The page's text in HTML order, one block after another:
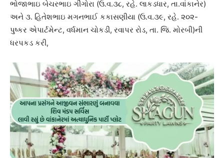
ભોજાભાઇ બેચરભાઇ ગીંગોરા (ઉ.વ.૩૮, રહે. લાકડધાર, તા.વાંકાનેર)
અને ૩. હિતેશભાઇ મગનભાઈ કકાસણીયા (ઉ.વ.૩૯, રહે. ૨૦૨-
પુષ્કર એપાર્ટમેન્ટ, વર્ધમાન ચોકડી, રવાપર રોડ, તા. જિ. મોરબી)ની
ધરપકડ કરી,